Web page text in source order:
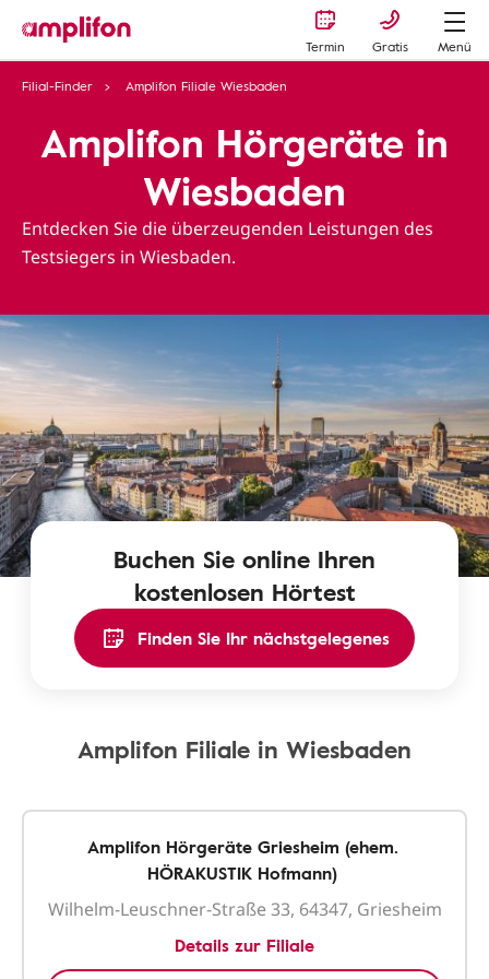
Termin Gratis
Menü
Filial-Finder
Amplifon Filiale Wiesbaden
Amplifon Hörgeräte in
Wiesbaden
Entdecken Sie die überzeugenden Leistungen des
Testsiegers in Wiesbaden.
Buchen Sie online Ihren
kostenlosen Hörtest
Finden Sie Ihr nächstgelegenes
Amplifon Filiale in Wiesbaden
Amplifon Hörgeräte Griesheim (ehem.
HÖRAKUSTIK Hofmann)
Wilhelm-Leuschner-Straße 33, 64347, Griesheim
Details zur Filiale